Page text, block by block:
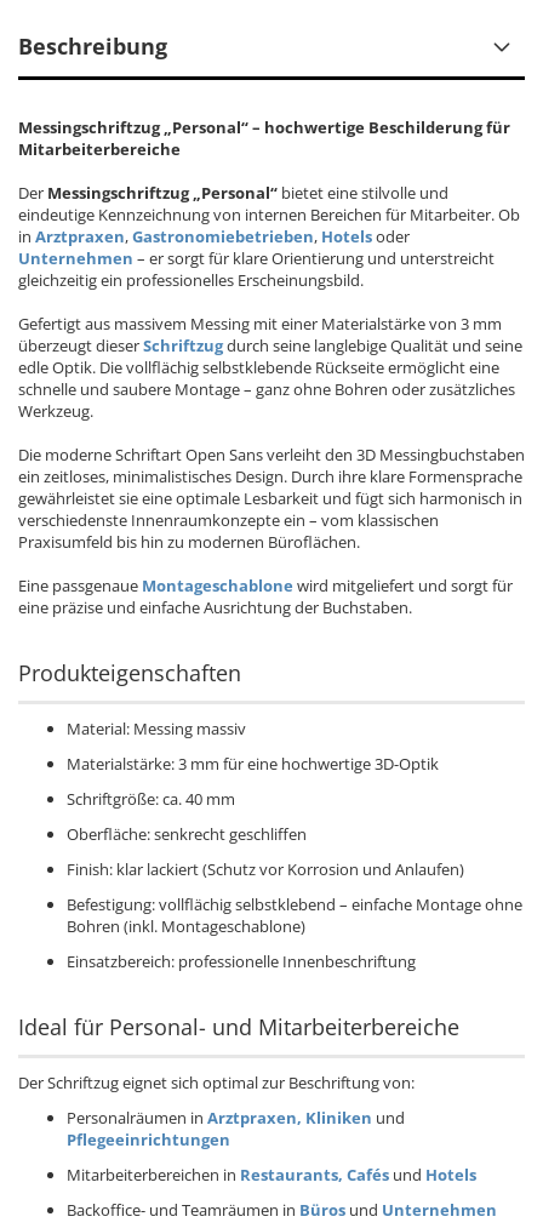
Beschreibung
Messingschriftzug „Personal“ – hochwertige Beschilderung für
Mitarbeiterbereiche
Der Messingschriftzug „Personal“ bietet eine stilvolle und
eindeutige Kennzeichnung von internen Bereichen für Mitarbeiter. Ob
in Arztpraxen,Gastronomiebetrieben, Hotelsoder
Unternehmen – er sorgt für klare Orientierung und unterstreicht
gleichzeitig ein professionelles Erscheinungsbild.
Gefertigt aus massivem Messing mit einer Materialstärke von 3 mm
überzeugt dieserSchriftzugdurch seine langlebige Qualität und seine
edle Optik. Die vollflächig selbstklebende Rückseite ermöglicht eine
schnelle und saubere Montage – ganz ohne Bohren oder zusätzliches
Werkzeug.
Die moderne Schriftart Open Sans verleiht den 3D Messingbuchstaben
ein zeitloses, minimalistisches Design. Durch ihre klare Formensprache
gewährleistet sie eine optimale Lesbarkeit und fügt sich harmonisch in
verschiedenste Innenraumkonzepte ein – vom klassischen
Praxisumfeld bis hin zu modernen Büroflächen.
Eine passgenaue Montageschablone wird mitgeliefert und sorgt für
eine präzise und einfache Ausrichtung der Buchstaben.
Produkteigenschaften
Material: Messing massiv
Materialstärke: 3 mm für eine hochwertige 3D-Optik
Schriftgröße: ca. 40 mm
Oberfläche: senkrecht geschliffen
Finish: klar lackiert (Schutz vor Korrosion und Anlaufen)
Befestigung: vollflächig selbstklebend – einfache Montage ohne
Bohren (inkl. Montageschablone)
Einsatzbereich: professionelle Innenbeschriftung
Ideal für Personal- und Mitarbeiterbereiche
Der Schriftzug eignet sich optimal zur Beschriftung von:
Personalräumen in Arztpraxen, Kliniken und
Pflegeeinrichtungen
Mitarbeiterbereichen in Restaurants, Cafés und Hotels
Backoffice- und Teamräumen in Büros und Unternehmen